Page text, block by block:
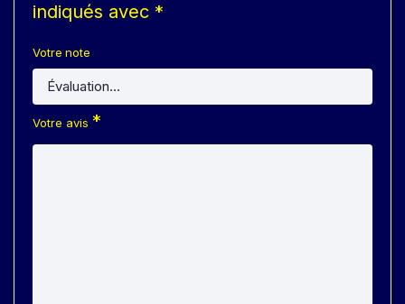
indiqués avec *
Votre note
Votre avis *